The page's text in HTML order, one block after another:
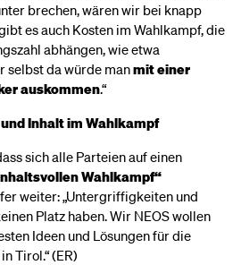
brechen, wären wir bei knapp
es auch Kosten im Wahlkampf, die
abhängen, wie etwa
selbst da würde manmit einer
auskommen.“
Inhalt im Wahlkampf
sich alle Parteien auf einen
Wahlkampf“
weiter: „Untergriffigkeiten und
Platz haben. Wir NEOS wollen
Ideen und Lösungen für die
Tirol.“ (ER)